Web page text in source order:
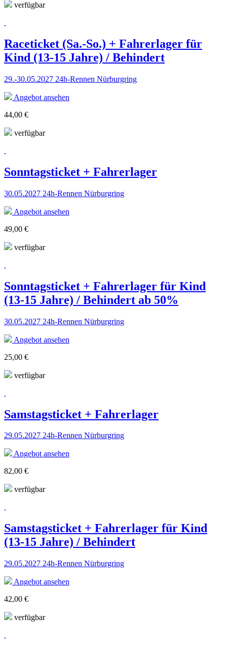
verfügbar
Raceticket (Sa.-So.) + Fahrerlager für
Kind (13-15 Jahre) / Behindert
29.-30.05.2027 24h-Rennen Nürburgring
Angebot ansehen
44,00 €
verfügbar
Sonntagsticket + Fahrerlager
30.05.2027 24h-Rennen Nürburgring
Angebot ansehen
49,00 €
verfügbar
Sonntagsticket + Fahrerlager für Kind
(13-15 Jahre) / Behindert ab 50%
30.05.2027 24h-Rennen Nürburgring
Angebot ansehen
25,00 €
verfügbar
Samstagsticket + Fahrerlager
29.05.2027 24h-Rennen Nürburgring
Angebot ansehen
82,00 €
verfügbar
Samstagsticket + Fahrerlager für Kind
(13-15 Jahre) / Behindert
29.05.2027 24h-Rennen Nürburgring
Angebot ansehen
42,00 €
verfügbar